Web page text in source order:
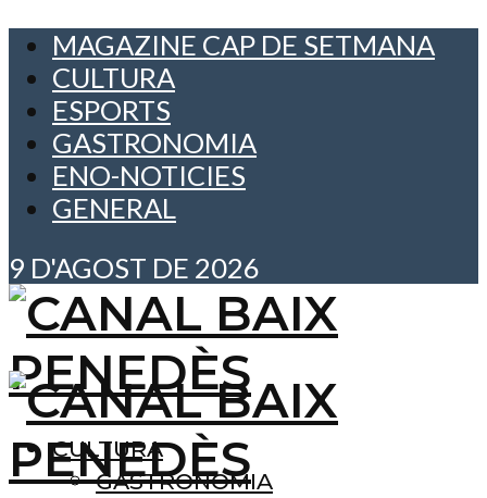
MAGAZINE CAP DE SETMANA
CULTURA
ESPORTS
GASTRONOMIA
ENO-NOTICIES
GENERAL
9 D'AGOST DE 2026
CULTURA
GASTRONOMIA